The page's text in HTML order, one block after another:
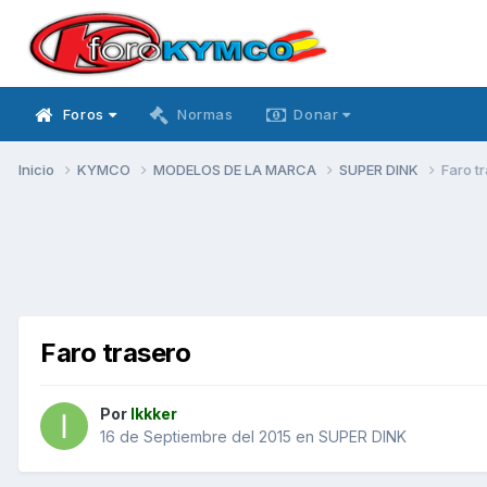
Foros Normas Donar
Inicio KYMCO MODELOS DE LA MARCA SUPER DINK Faro
Faro trasero
Por Ikkker
16 de Septiembre del 2015 en SUPER DINK